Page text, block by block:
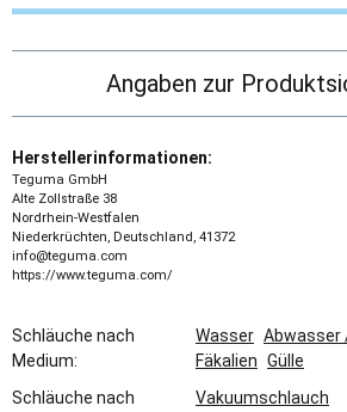
Angaben zur
Herstellerinformationen:
Teguma GmbH
Alte Zollstraße 38
Nordrhein-Westfalen
Niederkrüchten, Deutschland, 41372
info@teguma.com
https://www.teguma.com/
Schläuche nach
Medium:
Wasser Abwasser
Fäkalien Gülle
Schläuche nach
Vakuumschlauch